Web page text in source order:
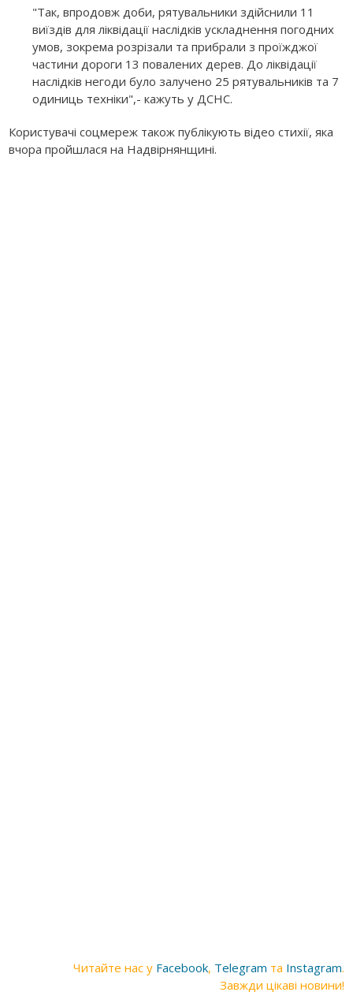
"Так, впродовж доби, рятувальники здійснили 11
виїздів для ліквідації наслідків ускладнення погодних
умов, зокрема розрізали та прибрали з проїжджої
частини дороги 13 повалених дерев. До ліквідації
наслідків негоди було залучено 25 рятувальників та 7
одиниць техніки",- кажуть у ДСНС.
Користувачі соцмереж також публікують відео стихії, яка
вчора пройшлася на Надвірнянщині.
Читайте нас у Facebook, Telegram та Instagram.
Завжди цікаві новини!